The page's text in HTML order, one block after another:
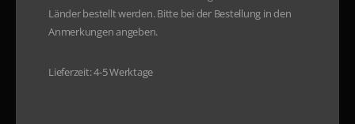
Länder bestellt werden. Bitte bei der Bestellung in den
Anmerkungen angeben.
Lieferzeit: 4-5 Werktage